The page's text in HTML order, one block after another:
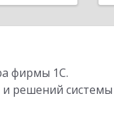
фирмы 1С.
решений